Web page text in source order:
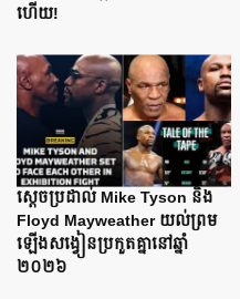
ហើយ!
ស្តេចប្រដាល់ Mike Tyson និង
Floyd Mayweather យល់ព្រម
ឡើងសង្វៀនប្រកួតគ្នានៅឆ្នាំ
២០២៦